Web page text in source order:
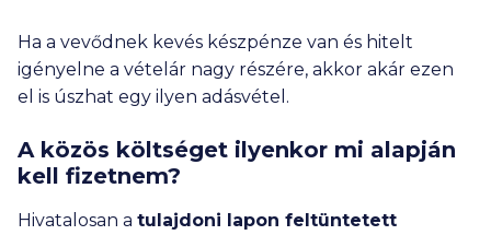
Ha a vevődnek kevés készpénze van és hitelt
igényelne a vételár nagy részére, akkor akár ezen
el is úszhat egy ilyen adásvétel.
A közös költséget ilyenkor mi alapján
kell fizetnem?
Hivatalosan a tulajdoni lapon feltüntetett